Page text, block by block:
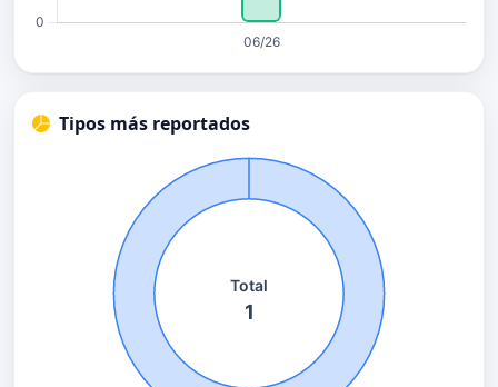
Tipos más reportados